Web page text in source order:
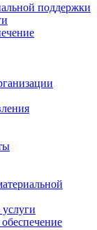
поддержки